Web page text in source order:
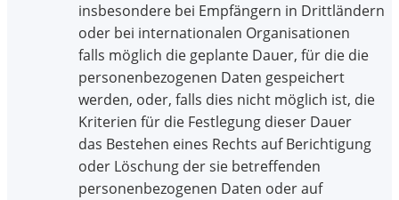
insbesondere bei Empfängern in Drittländern
oder bei internationalen Organisationen
falls möglich die geplante Dauer, für die die
personenbezogenen Daten gespeichert
werden, oder, falls dies nicht möglich ist, die
Kriterien für die Festlegung dieser Dauer
das Bestehen eines Rechts auf Berichtigung
oder Löschung der sie betreffenden
personenbezogenen Daten oder auf